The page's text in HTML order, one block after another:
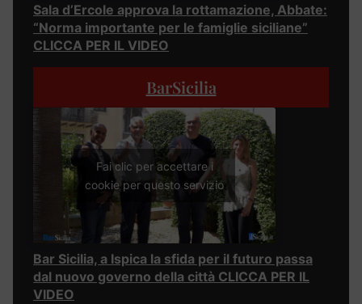
Sala d’Ercole approva la rottamazione, Abbate:
“Norma importante per le famiglie siciliane”
CLICCA PER IL VIDEO
BarSicilia
Fai clic per accettare i
cookie per questo servizio
Bar Sicilia, a Ispica la sfida per il futuro passa
dal nuovo governo della città CLICCA PER IL
VIDEO